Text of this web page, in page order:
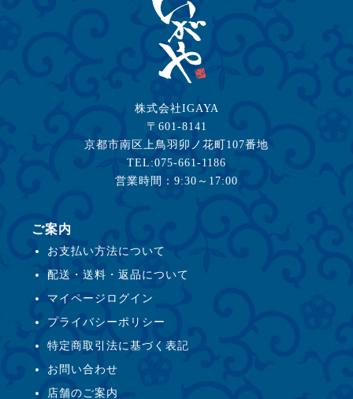
株式会社IGAYA
〒601-8141
京都市南区上鳥羽卯ノ花町107番地
TEL:075-661-1186
営業時間：9:30～17:00
ご案内
お支払い方法について
配送・送料・返品について
マイページログイン
プライバシーポリシー
特定商取引法に基づく表記
お問い合わせ
店舗のご案内